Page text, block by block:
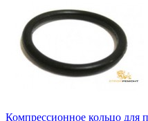
Компрессионное кольцо